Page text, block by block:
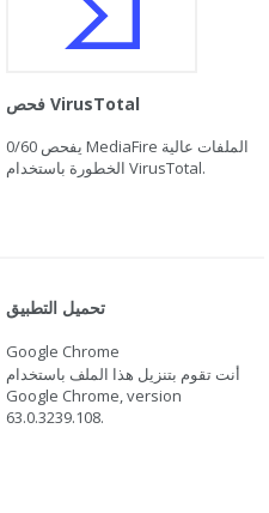
فحص VirusTotal
0/60
الخطورة باستخدام VirusTotal.
تحميل التطبيق
Google Chrome
أنت تقوم بتنزيل هذا الملف باستخدام
Google Chrome, version
63.0.3239.108.